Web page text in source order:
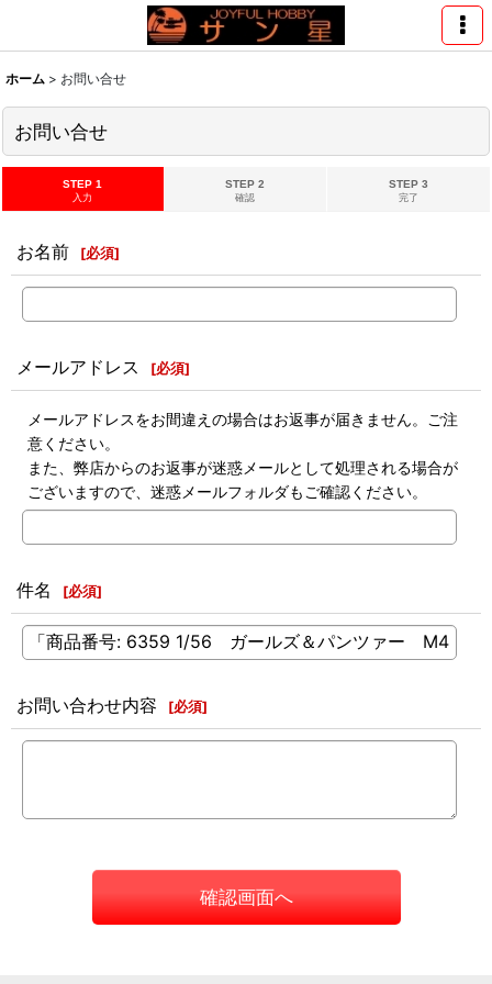
ホーム > お問い合せ
お問い合せ
STEP 1
入力
STEP 2
確認
STEP 3
完了
お名前 [必須]
メールアドレス [必須]
メールアドレスをお間違えの場合はお返事が届きません。ご注
意ください。
また、弊店からのお返事が迷惑メールとして処理される場合が
ございますので、迷惑メールフォルダもご確認ください。
件名 [必須]
お問い合わせ内容 [必須]
確認画面へ